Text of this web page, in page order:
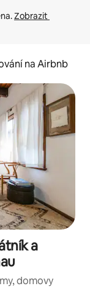
Zobrazit
na Airbnb
a
domovy